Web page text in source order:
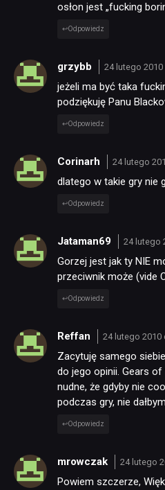
osłon jest „fucking
Odpowiedz
grzybb 24 lutego 2010
jeżeli ma być taka
podziękuję Panu
Odpowiedz
Corinarh 24 lutego
dlatego w takie gry nie
Odpowiedz
Jataman69 24 lutego
Gorzej jest jak ty NIE
przeciwnik może (vide
Odpowiedz
Reffan 24 lutego 2010
Zacytuję samego
do jego opinii. Gears of
nudne, że gdyby nie
podczas gry, nie
Odpowiedz
mrowczak 24 lutego
Powiem szczerze,